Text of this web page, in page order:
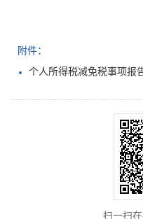
附件：
个人所得税减免税事项报
扫一扫